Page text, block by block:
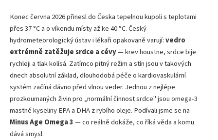
Konec června 2026 přinesl do Česka tepelnou kupoli s teplotami
přes 37 °C a o víkendu místy až ke 40 °C. Český
hydrometeorologický ústav i lékaři opakovaně varují:vedro
extrémně zatěžuje srdce a cévy— krev houstne, srdce bije
rychleji a tlak kolísá. Zatímco pitný režim a stín jsou v takových
dnech absolutní základ, dlouhodobá péče o kardiovaskulární
systém začíná dávno před vlnou veder. Jednou z nejlépe
prozkoumaných živin pro „normální činnost srdce" jsou omega-3
mastné kyseliny EPA a DHA z rybího oleje. Podívali jsme se na
Minus Age Omega 3— co reálně dokáže, co říká věda a komu
dává smysl.